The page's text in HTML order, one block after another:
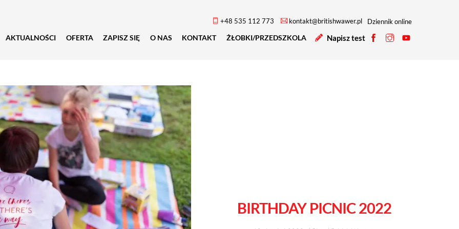
+48 535 112 773 kontakt@britishwawer.pl Dziennik online
AKTUALNOŚCI OFERTA ZAPISZ SIĘ O NAS KONTAKT ŻŁOBKI/PRZEDSZKOLA Napisz test
ProfilProfilProfil
BIRTHDAY PICNIC 2022